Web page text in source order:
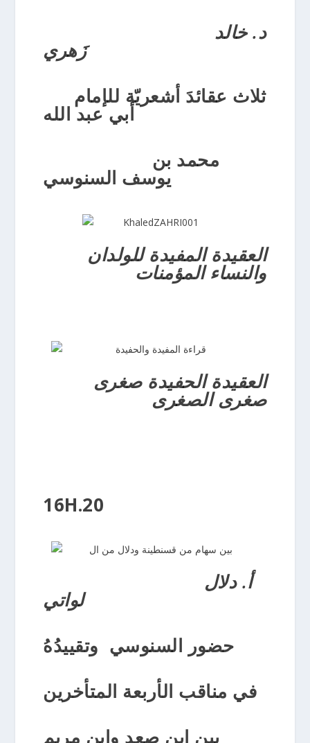
د. خالد
زَهري
ثلاث عقائدَ أشعريّة للإمام
أبي عبد الله
يوسف السنوسي
العقيدة المفيدة للولدان
والنساء المؤمنات
العقيدة الحفيدة صغرى
صغرى الصغرى
16H.20
لواتي
حضور السنوسي وتقييدُهُ
في مناقب الأربعة المتأخرين
بين ابن صعد وابن مريم